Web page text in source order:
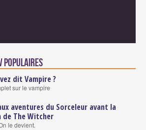
populaires
dit Vampire ?
sur le vampire
aventures du Sorceleur avant la
de The Witcher
le devient.